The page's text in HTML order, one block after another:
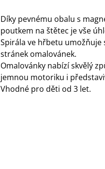
Díky pevnému obalu s
poutkem na štětec je vše
Spirála ve hřbetu umožňuje
stránek omalovánek.
Omalovánky nabízí skvělý
jemnou motoriku i
Vhodné pro děti od 3 let.